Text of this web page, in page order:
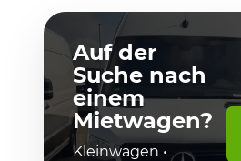
Auf der
Suche nach
einem
Mietwagen?
Kleinwagen •